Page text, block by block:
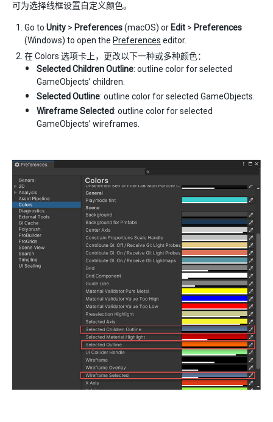
可为选择线框设置自定义颜色。
Go to Unity > Preferences(macOS) or Edit > Preferences
(Windows) to open the Preferences editor.
在 Colors 选项卡上，更改以下一种或多种颜色：
Selected Children Outline: outline color for selected
GameObjects’ children.
Selected Outline: outline color for selected GameObjects.
Wireframe Selected: outline color for selected
GameObjects’ wireframes.